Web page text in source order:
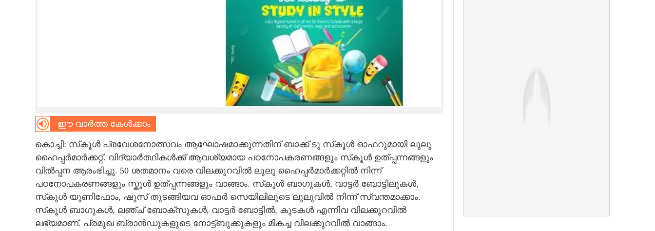
CARTOONS
LITERATURE
CONTACT US
ഈ വാർത്ത കേൾക്കാം
കൊച്ചി: സ്‌കൂൾ പ്രവേശനോത്സവം ആഘോഷമാക്കുന്നതിന് ബാക്ക് ടു സ്‌കൂൾ ഓഫറുമായി ലുലു
ഹൈപ്പർമാർക്കറ്റ്. വിദ്യാർത്ഥികൾക്ക് ആവശ്യമായ പഠനോപകരണങ്ങളും സ്‌കൂൾ ഉത്പ്പന്നങ്ങളും
വിൽപ്പന ആരംഭിച്ചു. 50 ശതമാനം വരെ വിലക്കുറവിൽ ലുലു ഹൈപ്പർമാർക്കറ്റിൽ നിന്ന്
പഠനോപകരണങ്ങളും സ്കൂൾ ഉത്പ്പന്നങ്ങളും വാങ്ങാം. സ്‌കൂൾ ബാഗുകൾ, വാട്ടർ ബോട്ടിലുകൾ,
സ്‌കൂൾ യൂണിഫോം, ഷൂസ് തുടങ്ങിയവ ഓഫർ സെയിലിലൂടെ ലുലുവിൽ നിന്ന് ‌സ്വന്തമാക്കാം.
സ്‌കൂൾ ബാഗുകൾ, ലഞ്ച് ബോക്സുകൾ, വാട്ടർ ബോട്ടിൽ, കുടകൾ എന്നിവ വിലക്കുറവിൽ
ലഭ്യമാണ്. പ്രമുഖ ബ്രാൻഡുകളുടെ നോട്ട്ബുക്കുകളും മികച്ച വിലക്കുറവിൽ വാങ്ങാം.